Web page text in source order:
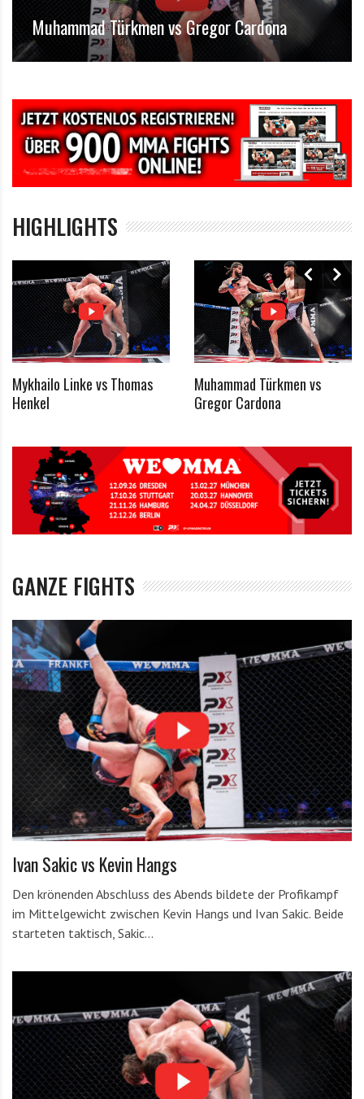
Muhammad Türkmen vs Gregor Cardona
HIGHLIGHTS
Mykhailo Linke vs Thomas
Henkel
Muhammad Türkmen vs
Gregor Cardona
GANZE FIGHTS
Ivan Sakic vs Kevin Hangs
Den krönenden Abschluss des Abends bildete der Profikampf
im Mittelgewicht zwischen Kevin Hangs und Ivan Sakic. Beide
starteten taktisch, Sakic…